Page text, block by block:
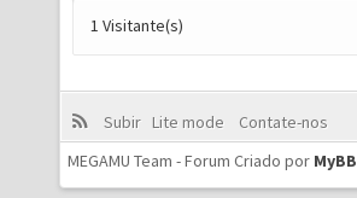
1 Visitante(s)
Subir Lite mode
Contate-nos
MEGAMU Team - Forum Criado por MyBB